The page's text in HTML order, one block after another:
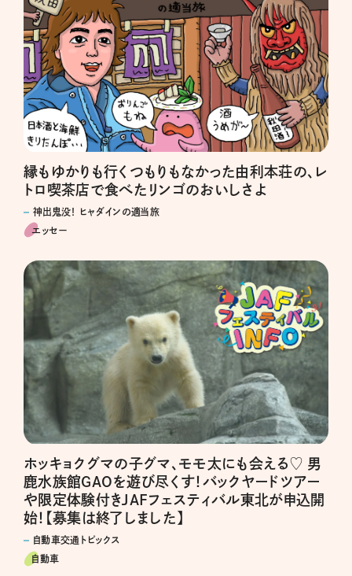
縁もゆかりも行くつもりもなかった由利本荘の、レ
トロ喫茶店で食べたリンゴのおいしさよ
神出鬼没！ ヒャダインの適当旅
エッセー
ホッキョクグマの子グマ、モモ太にも会える♡ 男
鹿水族館GAOを遊び尽くす！バックヤードツアー
や限定体験付きJAFフェスティバル東北が申込開
始！【募集は終了しました】
自動車交通トピックス
自動車